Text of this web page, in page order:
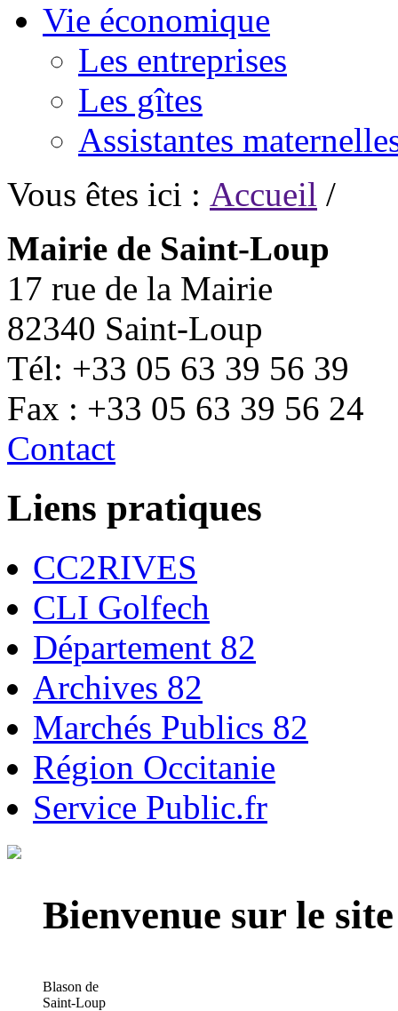
Vie économique
Les entreprises
Les gîtes
Assistantes
Vous êtes ici : Accueil /
Mairie de Saint-Loup
17 rue de la Mairie
82340 Saint-Loup
Tél: +33 05 63 39 56 39
Fax : +33 05 63 39 56 24
Contact
Liens pratiques
CC2RIVES
CLI Golfech
Département 82
Archives 82
Marchés Publics 82
Région Occitanie
Service Public.fr
Bienvenue sur le
Blason de
Saint-Loup